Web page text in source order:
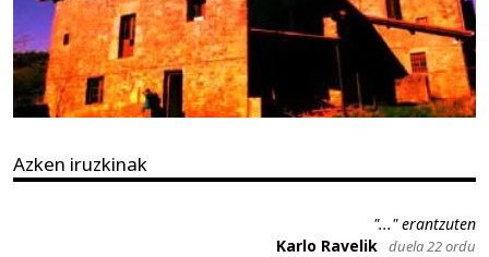
Azken iruzkinak
"..." erantzuten
Karlo Ravelik duela 22 ordu